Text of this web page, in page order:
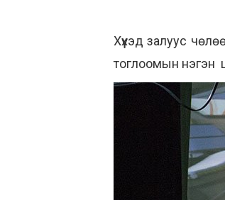
Хүүхэд залуус
тоглоомын нэгэн